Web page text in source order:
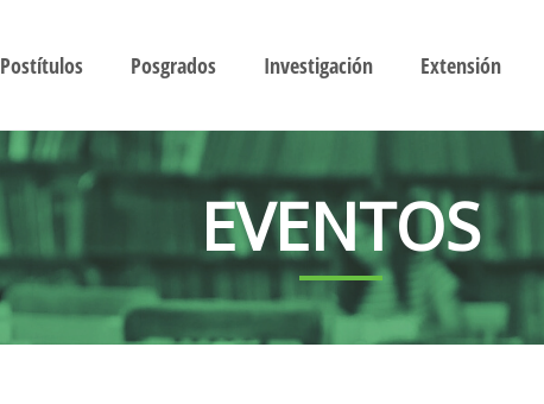
Postítulos Posgrados Investigación Extensión
EVENTOS